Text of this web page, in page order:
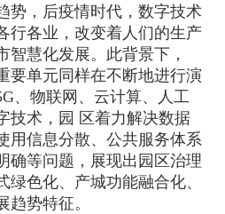
势，后疫情时代，数字技术
行各业，改变着人们的生产
智慧化发展。此背景下，
要单元同样在不断地进行演
、物联网、云计算、人工
技术，园 区着力解决数据
用信息分散、公共服务体系
确等问题，展现出园区治理
绿色化、产城功能融合化、
趋势特征。